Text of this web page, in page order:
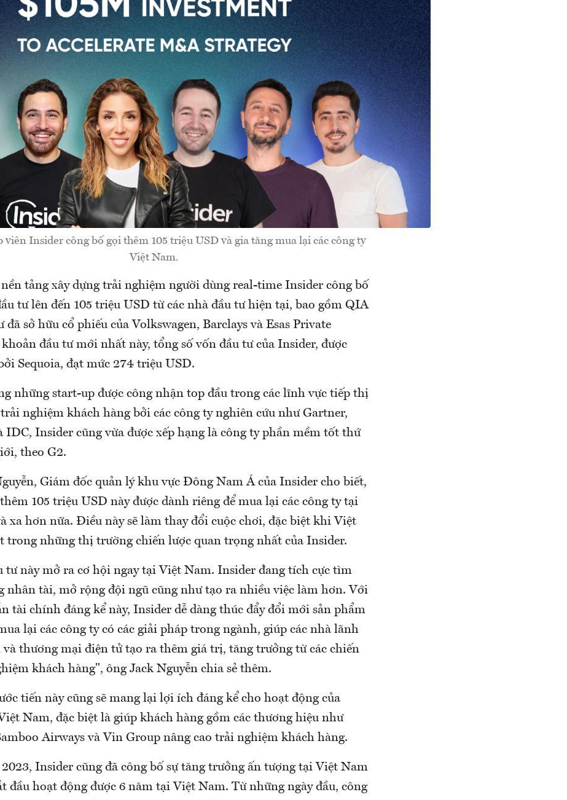
viên Insider công bố gọi thêm 105 triệu USD và gia tăng mua lại các công ty
Việt Nam.
tảng xây dựng trải nghiệm người dùng real-time Insider công bố
tư lên đến 105 triệu USD từ các nhà đầu tư hiện tại, bao gồm QIA
đã sở hữu cổ phiếu của Volkswagen, Barclays và Esas Private
đầu tư mới nhất này, tổng số vốn đầu tư của Insider, được
Sequoia, đạt mức 274 triệu USD.
những start-up được công nhận top đầu trong các lĩnh vực tiếp thị
nghiệm khách hàng bởi các công ty nghiên cứu như Gartner,
IDC, Insider cũng vừa được xếp hạng là công ty phần mềm tốt thứ
theo G2.
Giám đốc quản lý khu vực Đông Nam Á của Insider cho biết,
105 triệu USD này được dành riêng để mua lại các công ty tại
xa hơn nữa. Điều này sẽ làm thay đổi cuộc chơi, đặc biệt khi Việt
trong những thị trường chiến lược quan trọng nhất của Insider.
tư này mở ra cơ hội ngay tại Việt Nam. Insider đang tích cực tìm
nhân tài, mở rộng đội ngũ cũng như tạo ra nhiều việc làm hơn. Với
tài chính đáng kể này, Insider dễ dàng thúc đẩy đổi mới sản phẩm
lại các công ty có các giải pháp trong ngành, giúp các nhà lãnh
thương mại điện tử tạo ra thêm giá trị, tăng trưởng từ các chiến
khách hàng", ông Jack Nguyễn chia sẻ thêm.
tiến này cũng sẽ mang lại lợi ích đáng kể cho hoạt động của
Nam, đặc biệt là giúp khách hàng gồm các thương hiệu như
Airways và Vin Group nâng cao trải nghiệm khách hàng.
Insider cũng đã công bố sự tăng trưởng ấn tượng tại Việt Nam
đầu hoạt động được 6 năm tại Việt Nam. Từ những ngày đầu, công